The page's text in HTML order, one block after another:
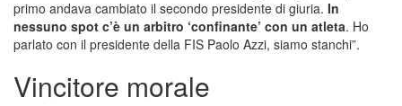
primo andava cambiato il secondo presidente di giuria. In
nessuno spot c’è un arbitro ‘confinante’ con un atleta. Ho
parlato con il presidente della FIS Paolo Azzi, siamo stanchi”.
Vincitore morale